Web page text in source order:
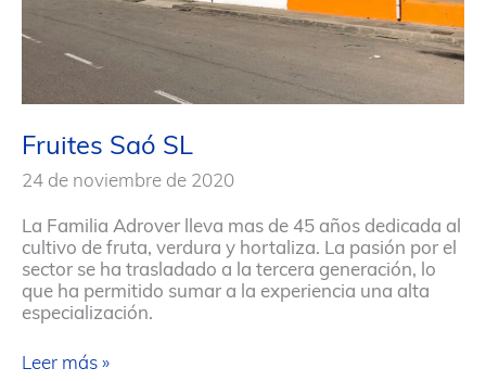
Fruites Saó SL
24 de noviembre de 2020
La Familia Adrover lleva mas de 45 años dedicada al
cultivo de fruta, verdura y hortaliza. La pasión por el
sector se ha trasladado a la tercera generación, lo
que ha permitido sumar a la experiencia una alta
especialización.
Fruites
Leer más »